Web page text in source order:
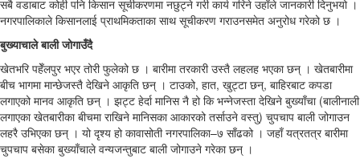
सबै वडाबाट कोही पनि किसान सूचीकरणमा नछुट्ने गरी कार्य गरिने उहाँले जानकारी दिनुभयो ।
नगरपालिकाले किसानलाई प्राथमिकताका साथ सूचीकरण गराउनसमेत अनुरोध गरेको छ ।
बुख्याचाले बाली जोगाउँदै
खेतभरि पहेँलपुर भएर तोरी फुलेको छ । बारीमा तरकारी उस्तै लहलह भएका छन् । खेतबारीमा
बीच भागमा मान्छेजस्तै देखिने आकृति छन् । टाउको, हात, खुट्टा छन्, बाहिरबाट कपडा
लगाएको मानव आकृति छन् । झट्ट हेर्दा मानिस नै हो कि भन्नेजस्ता देखिने बुख्याँचा (बालीनाली
लगाएका खेतबारीका बीचमा राखिने मानिसका आकारको तर्साउने वस्तु) चुपचाप बाली जोगाउन
लहरै उभिएका छन् । यो दृश्य हो कावासोती नगरपालिका–७ साँढको । जहाँ यत्रतत्र बारीमा
चुपचाप बसेका बुख्याँचाले वन्यजन्तुबाट बाली जोगाउने गरेका छन् ।